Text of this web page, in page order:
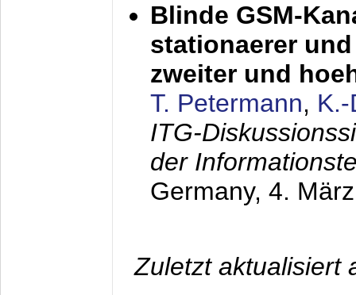
Blinde GSM-
stationaerer
zweiter und
T. Petermann,
ITG-
der
Germany, 4.
Zuletzt aktualisiert